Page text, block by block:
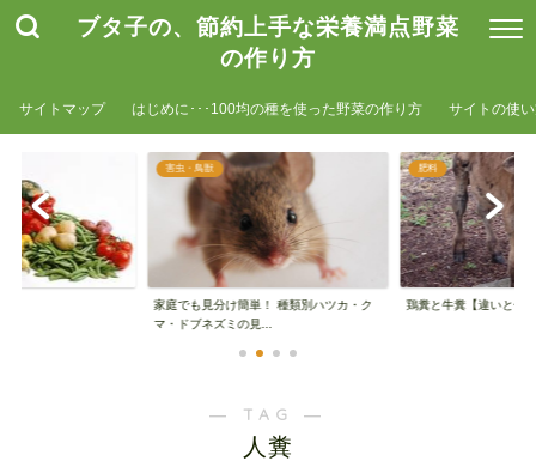
ブタ子の、節約上手な栄養満点野菜
の作り方
サイトマップ はじめに･･･100均の種を使った野菜の作り方 サイトの使
害虫・鳥獣
家庭でも見分け簡単！ 種類別ハツカ・ク
マ・ドブネズミの見...
肥料
鶏糞と牛糞【違いと使
― TAG ―
人糞